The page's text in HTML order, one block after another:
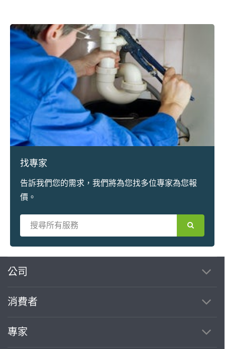
找專家
告訴我們您的需求，我們將為您找多位專家為您報
價。
公司
消費者
專家
繼續完成